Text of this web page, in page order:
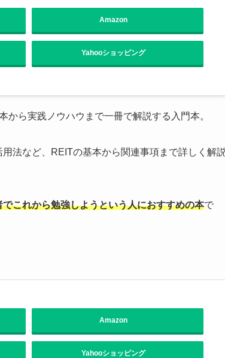
Amazon
Yahooショッピング
から実践ノウハウまで一冊で解説する入門本。
法など、REITの基本から関連事項まで詳しく解
でこれから勉強しようという人におすすめの本で
Amazon
Yahooショッピング